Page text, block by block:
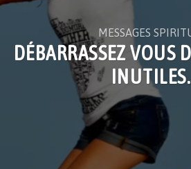
MESSAGES
DÉBARRASSEZ VOUS